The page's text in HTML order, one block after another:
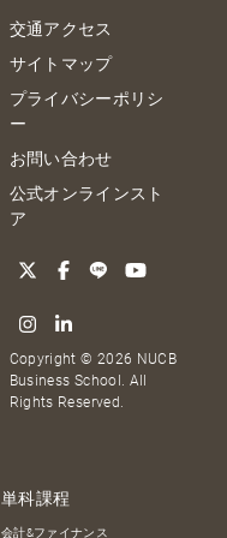
交通アクセス
サイトマップ
プライバシーポリシ
ー
お問い合わせ
公式オンラインスト
ア
Copyright © 2026 NUCB
Business School. All
Rights Reserved.
単科課程
会計&ファイナンス